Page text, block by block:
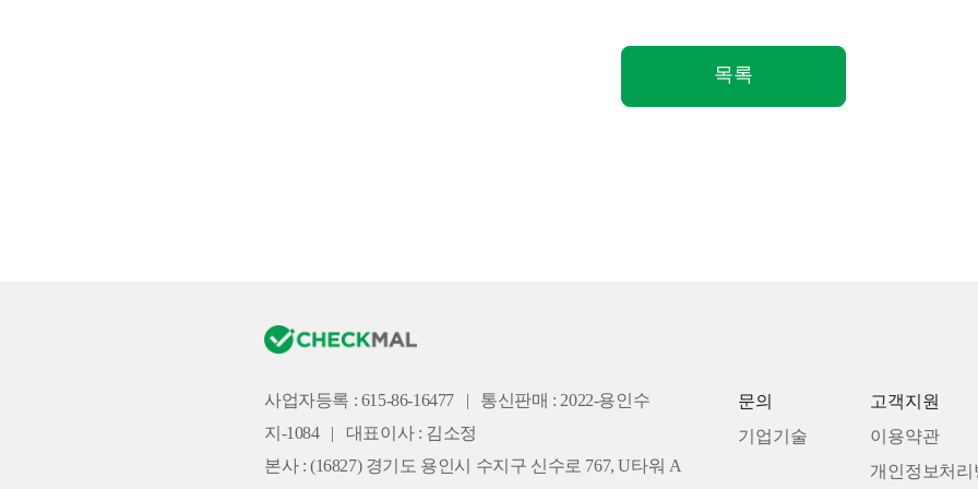
목록
사업자등록 : 615-86-16477
통신판매 : 2022-용인수
지-1084
대표이사 : 김소정
본사 : (16827) 경기도 용인시 수지구 신수로 767, U타워 A
문의
기업기술
고객지원
이용약관
개인정보처리